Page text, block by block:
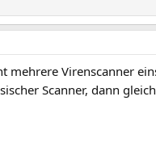
Virenscanner
Scanner, dann